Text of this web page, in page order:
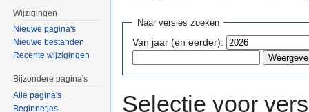
Naar versies zoeken
Van jaar (en eerder):
Selectie voor
Wijzigingen
Nieuwe pagina's
Nieuwe bestanden
Recente wijzigingen
Bijzondere pagina's
Alle pagina's
Beginnetjes